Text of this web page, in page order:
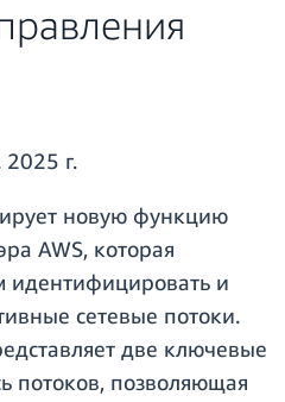
г.
новую функцию
AWS, которая
идентифицировать и
сетевые потоки.
две ключевые
потоков, позволяющая